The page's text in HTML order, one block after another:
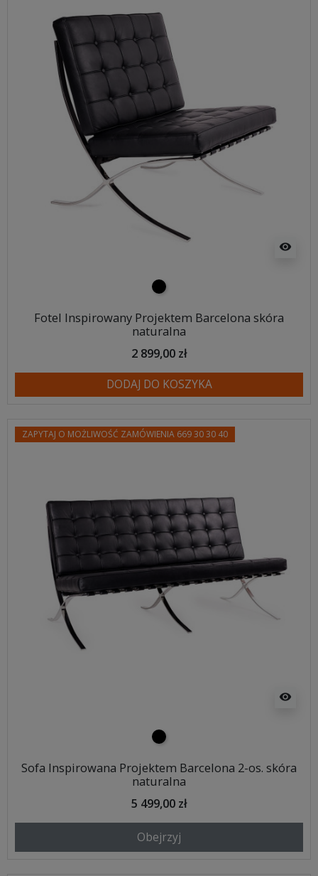
visibility
czarny
Fotel Inspirowany Projektem Barcelona skóra
naturalna
2 899,00 zł
DODAJ DO KOSZYKA
ZAPYTAJ O MOŻLIWOŚĆ ZAMÓWIENIA 669 30 30 40
visibility
czarny
Sofa Inspirowana Projektem Barcelona 2-os. skóra
naturalna
5 499,00 zł
Obejrzyj